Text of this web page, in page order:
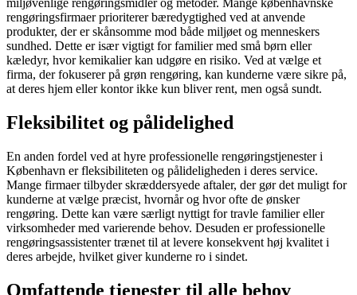
miljøvenlige rengøringsmidler og metoder. Mange københavnske
rengøringsfirmaer prioriterer bæredygtighed ved at anvende
produkter, der er skånsomme mod både miljøet og menneskers
sundhed. Dette er især vigtigt for familier med små børn eller
kæledyr, hvor kemikalier kan udgøre en risiko. Ved at vælge et
firma, der fokuserer på grøn rengøring, kan kunderne være sikre på,
at deres hjem eller kontor ikke kun bliver rent, men også sundt.
Fleksibilitet og pålidelighed
En anden fordel ved at hyre professionelle rengøringstjenester i
København er fleksibiliteten og pålideligheden i deres service.
Mange firmaer tilbyder skræddersyede aftaler, der gør det muligt for
kunderne at vælge præcist, hvornår og hvor ofte de ønsker
rengøring. Dette kan være særligt nyttigt for travle familier eller
virksomheder med varierende behov. Desuden er professionelle
rengøringsassistenter trænet til at levere konsekvent høj kvalitet i
deres arbejde, hvilket giver kunderne ro i sindet.
Omfattende tjenester til alle behov